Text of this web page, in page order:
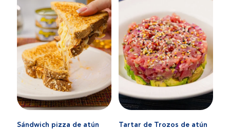
Sándwich pizza de atún
Tartar de Trozos de atún